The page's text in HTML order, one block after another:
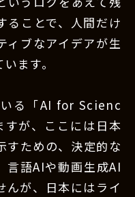
ることで、人間だけ
ィブなアイデアが生
ます。
いる「AI for Scienc
が、ここには日本
すための、決定的な
言語AIや動画生成AI
んが、日本にはライ